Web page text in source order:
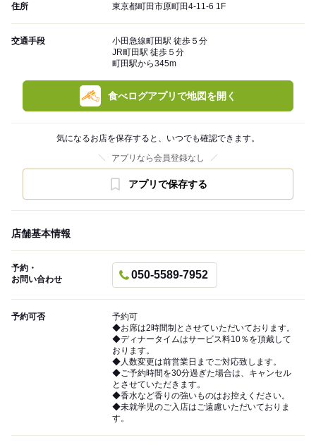
住所 東京都町田市原町田4-11-6 1F
交通手段
小田急線町田駅 徒歩５分
JR町田駅 徒歩５分
町田駅から345m
食べログアプリで地図を開く
気になるお店を保存すると、いつでも確認できます。
アプリなら会員登録なし
アプリで保存する
店舗基本情報
予約・
お問い合わせ
050-5589-7952
予約可否
予約可
◆お席は2時間制とさせていただいております。
◆ディナータイムはサービス料10％を頂戴して
おります。
◆人数変更は前営業日までご対応致します。
◆ご予約時間を30分過ぎた場合は、キャンセル
とさせていただきます。
◆香水など香りの強いものはお控えください。
◆未就学児のご入店はご遠慮いただいておりま
す。